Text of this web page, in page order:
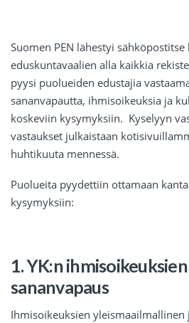
Suomen PEN lähestyi sähköpostitse
eduskuntavaalien alla kaikkia
pyysi puolueiden edustajia
sananvapautta, ihmisoikeuksia ja
koskeviin kysymyksiin. Kyselyyn
vastaukset julkaistaan
huhtikuuta mennessä.
Puolueita pyydettiin ottamaan
kysymyksiin:
1. YK:n
sananvapaus
Ihmisoikeuksien yleismaailmallinen